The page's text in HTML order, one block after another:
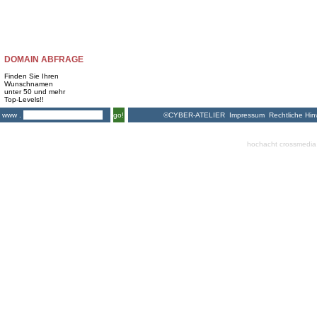
DOMAIN ABFRAGE
Finden Sie Ihren
Wunschnamen
unter 50 und mehr
Top-Levels!!
www .
go! ©CYBER-ATELIER Impressum Rechtliche
hochacht crossmedia